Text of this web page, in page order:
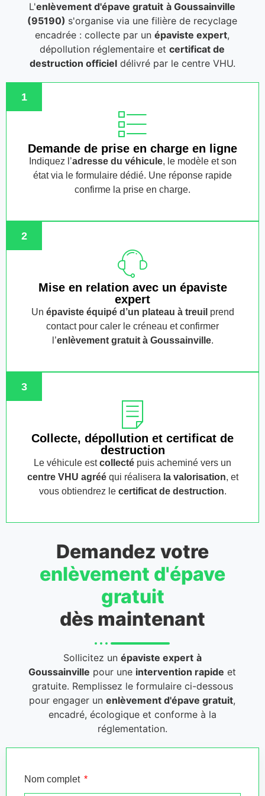
L'enlèvement d'épave gratuit à Goussainville
(95190) s'organise via une filière de recyclage
encadrée : collecte par unépaviste expert,
dépollution réglementaire etcertificat de
destruction officieldélivré par le centre VHU.
1
Demande de prise en charge en ligne
Indiquez l’adresse du véhicule, le modèle et son
état via le formulaire dédié. Une réponse rapide
confirme la prise en charge.
2
Mise en relation avec un épaviste
expert
Un épaviste équipé d’un plateau à treuil prend
contact pour caler le créneau et confirmer
l’enlèvement gratuit à Goussainville.
3
Collecte, dépollution et certificat de
destruction
Le véhicule estcollecté puis acheminé vers un
centre VHU agrééqui réalisera la valorisation, et
vous obtiendrez le certificat de destruction.
Demandez votre
enlèvement d'épave
gratuit
dès maintenant
Sollicitez un épaviste expert à
Goussainville pour une intervention rapide et
gratuite. Remplissez le formulaire ci-dessous
pour engager unenlèvement d'épave gratuit,
encadré, écologique et conforme à la
réglementation.
Nom complet